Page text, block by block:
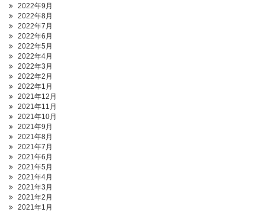
2022年9月
2022年8月
2022年7月
2022年6月
2022年5月
2022年4月
2022年3月
2022年2月
2022年1月
2021年12月
2021年11月
2021年10月
2021年9月
2021年8月
2021年7月
2021年6月
2021年5月
2021年4月
2021年3月
2021年2月
2021年1月